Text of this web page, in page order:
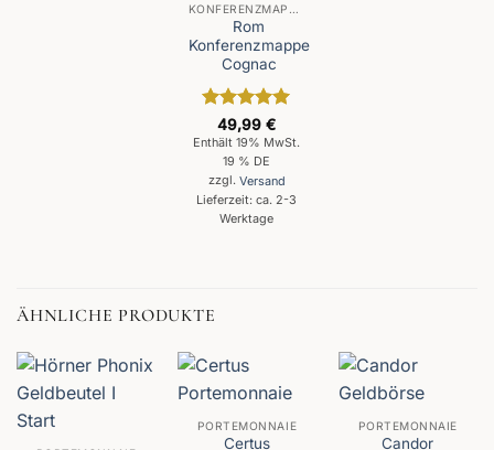
KONFERENZMAPPEN
Rom
Konferenzmappe
Cognac
Bewertet
mit5von
49,99€
Enthält 19% MwSt.
19 % DE
zzgl. Versand
Lieferzeit: ca. 2-3
Werktage
ÄHNLICHE PRODUKTE
PORTEMONNAIE
Certus
PORTEMONNAIE
Candor